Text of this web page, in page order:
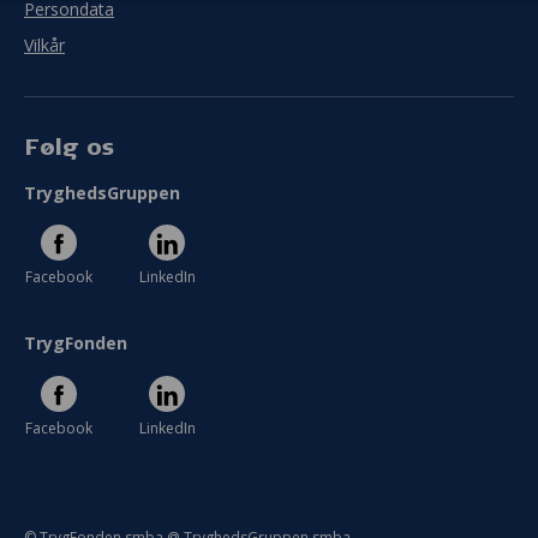
Persondata
Vilkår
Følg os
TryghedsGruppen
Facebook LinkedIn
TrygFonden
Facebook LinkedIn